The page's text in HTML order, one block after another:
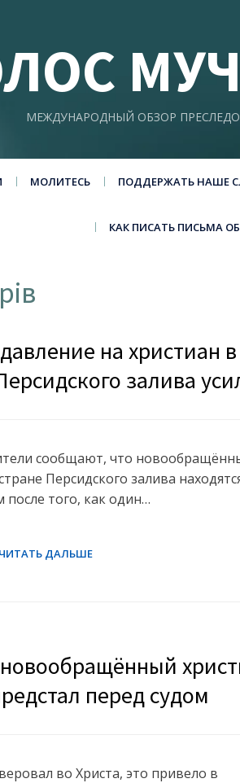
МЕЖДУНАРОДНЫЙ ОБЗОР
МОЛИТЕСЬ ПОДДЕРЖАТЬ НАШЕ
КАК ПИСАТЬ ПИСЬМА
на христиан в
залива
сообщают, что
Персидского залива
того, как один…
перед судом
во Христа, это привело в